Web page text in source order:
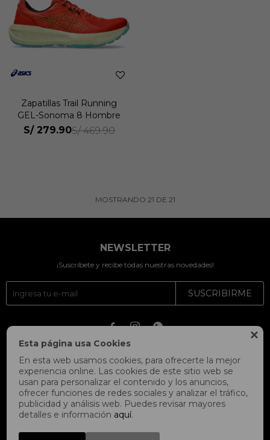

Esta página usa Cookies
En esta web usamos cookies, para ofrecerte la mejor
experiencia online. Las cookies de este sitio web se
usan para personalizar el contenido y los anuncios,
ofrecer funciones de redes sociales y analizar el tráfico,
publicidad y análisis web. Puedes revisar mayores
detalles e información aquí.
Zapatillas Trail Running
GEL-Sonoma 8 Hombre
S/ 279.90S/ 469.90
MOSTRANDO 21 DE 21
NEWSLETTER
¡Suscríbete y recibe todas nuestras novedades!
SUSCRIBIRME
  